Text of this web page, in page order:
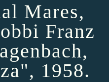
Mares,
Franz
1958.